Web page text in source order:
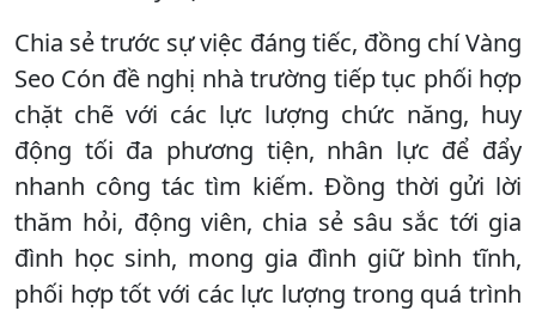
Chia sẻ trước sự việc đáng tiếc, đồng chí Vàng
Seo Cón đề nghị nhà trường tiếp tục phối hợp
chặt chẽ với các lực lượng chức năng, huy
động tối đa phương tiện, nhân lực để đẩy
nhanh công tác tìm kiếm. Đồng thời gửi lời
thăm hỏi, động viên, chia sẻ sâu sắc tới gia
đình học sinh, mong gia đình giữ bình tĩnh,
phối hợp tốt với các lực lượng trong quá trình